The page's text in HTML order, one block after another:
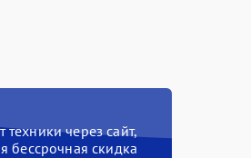
через сайт,
бессрочная скидка